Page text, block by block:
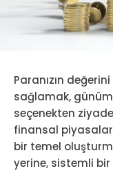
Paranızın
sağlamak,
seçenekten
finansal
bir temel
yerine, sistemli bir